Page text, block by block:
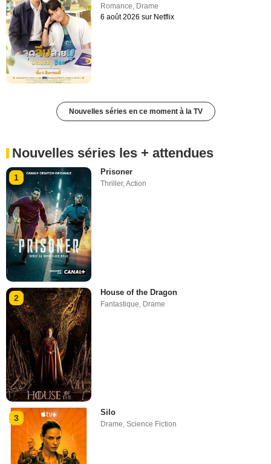
Romance, Drame
6 août 2026 sur Netflix
Nouvelles séries en ce moment à la TV
Nouvelles séries les + attendues
1
Prisoner
Thriller,Action
2
House of the Dragon
Fantastique Drame
3
Silo
Drame,Science Fiction